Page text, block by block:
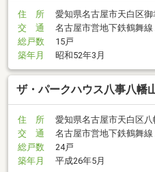
住 所
愛知県名古屋市天白区御
交 通
名古屋市営地下鉄鶴舞
総戸数
15戸
築年月
昭和52年3月
ザ・パークハウス八事八幡
住 所
愛知県名古屋市天白区八
交 通
名古屋市営地下鉄鶴舞
総戸数
24戸
築年月
平成26年5月